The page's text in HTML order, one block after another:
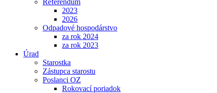
Referendum
2023
2026
Odpadové hospodárstvo
za rok 2024
za rok 2023
Úrad
Starostka
Zástupca starostu
Poslanci OZ
Rokovací poriadok